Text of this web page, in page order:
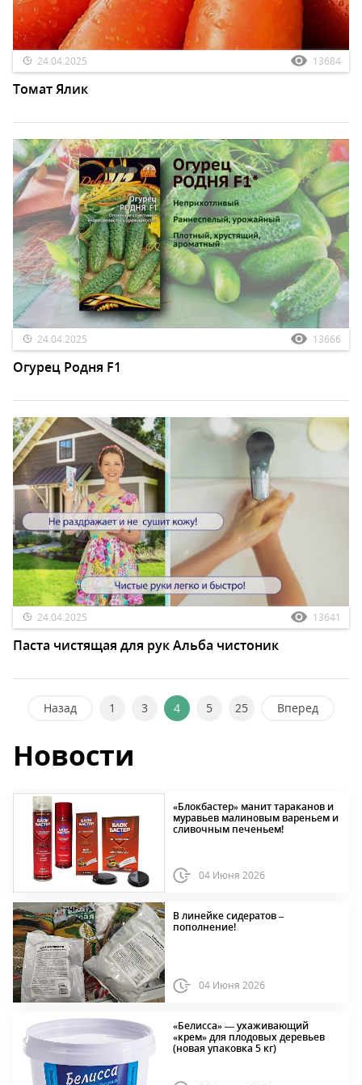
24.04.2025 13684
Томат Ялик
24.04.2025 13666
Огурец Родня F1
24.04.2025 13641
Паста чистящая для рук Альба чистоник
Назад 1 3 4 5 25 Вперед
Новости
«Блокбастер» манит тараканов и
муравьев малиновым вареньем и
сливочным печеньем!
04 Июня 2026
В линейке сидератов –
пополнение!
04 Июня 2026
«Белисса» — ухаживающий
«крем» для плодовых деревьев
(новая упаковка 5 кг)